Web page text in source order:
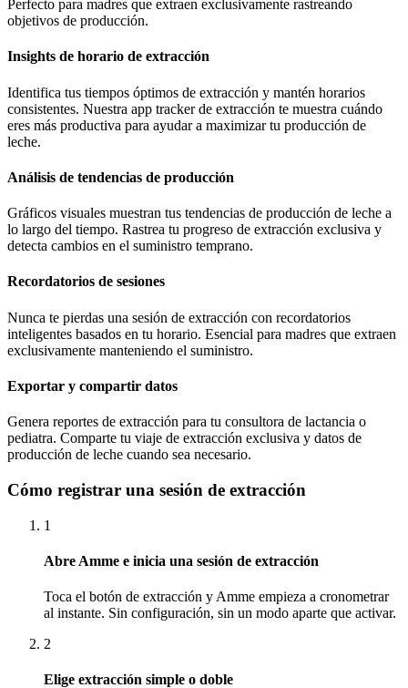
Perfecto para madres que extraen exclusivamente rastreando
objetivos de producción.
Insights de horario de extracción
Identifica tus tiempos óptimos de extracción y mantén horarios
consistentes. Nuestra app tracker de extracción te muestra cuándo
eres más productiva para ayudar a maximizar tu producción de
leche.
Análisis de tendencias de producción
Gráficos visuales muestran tus tendencias de producción de leche a
lo largo del tiempo. Rastrea tu progreso de extracción exclusiva y
detecta cambios en el suministro temprano.
Recordatorios de sesiones
Nunca te pierdas una sesión de extracción con recordatorios
inteligentes basados en tu horario. Esencial para madres que extraen
exclusivamente manteniendo el suministro.
Exportar y compartir datos
Genera reportes de extracción para tu consultora de lactancia o
pediatra. Comparte tu viaje de extracción exclusiva y datos de
producción de leche cuando sea necesario.
Cómo registrar una sesión de extracción
1
Abre Amme e inicia una sesión de extracción
Toca el botón de extracción y Amme empieza a cronometrar
al instante. Sin configuración, sin un modo aparte que activar.
2
Elige extracción simple o doble